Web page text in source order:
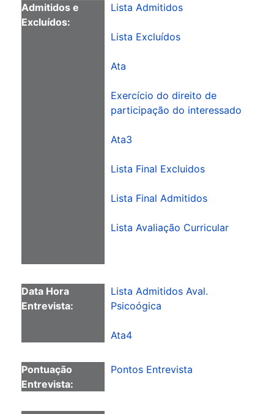
Lista Admitidos
Lista Excluídos
Ata
Exercício do direito de
participação do interessado
Ata3
Lista Final Excluidos
Lista Final Admitidos
Lista Avaliação Curricular
Lista Admitidos Aval.
Psicoógica
Ata4
Pontos Entrevista